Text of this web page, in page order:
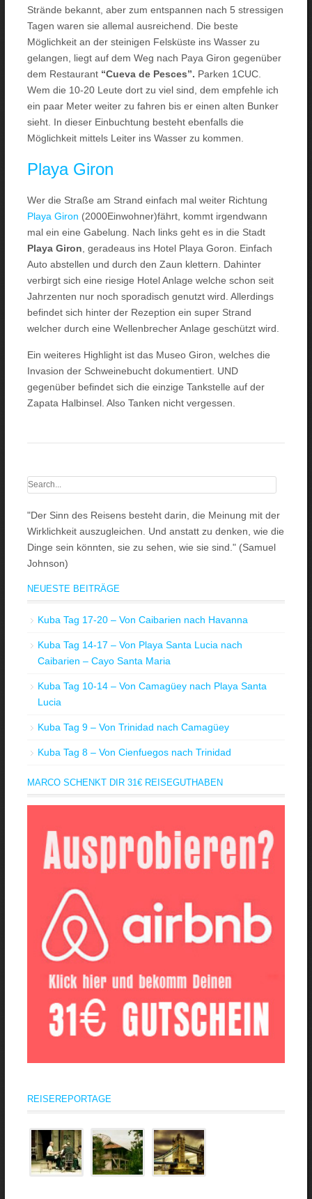
Strände bekannt, aber zum entspannen nach 5 stressigen
Tagen waren sie allemal ausreichend. Die beste
Möglichkeit an der steinigen Felsküste ins Wasser zu
gelangen, liegt auf dem Weg nach Paya Giron gegenüber
dem Restaurant “Cueva de Pesces”. Parken 1CUC.
Wem die 10-20 Leute dort zu viel sind, dem empfehle ich
ein paar Meter weiter zu fahren bis er einen alten Bunker
sieht. In dieser Einbuchtung besteht ebenfalls die
Möglichkeit mittels Leiter ins Wasser zu kommen.
Playa Giron
Wer die Straße am Strand einfach mal weiter Richtung
Playa Giron (2000Einwohner)fährt, kommt irgendwann
mal ein eine Gabelung. Nach links geht es in die Stadt
Playa Giron , geradeaus ins Hotel Playa Goron. Einfach
Auto abstellen und durch den Zaun klettern. Dahinter
verbirgt sich eine riesige Hotel Anlage welche schon seit
Jahrzenten nur noch sporadisch genutzt wird. Allerdings
befindet sich hinter der Rezeption ein super Strand
welcher durch eine Wellenbrecher Anlage geschützt wird.
Ein weiteres Highlight ist das Museo Giron, welches die
Invasion der Schweinebucht dokumentiert. UND
gegenüber befindet sich die einzige Tankstelle auf der
Zapata Halbinsel. Also Tanken nicht vergessen.
"Der Sinn des Reisens besteht darin, die Meinung mit der
Wirklichkeit auszugleichen. Und anstatt zu denken, wie die
Dinge sein könnten, sie zu sehen, wie sie sind." (Samuel
Johnson)
NEUESTE BEITRÄGE
Kuba Tag 17-20 – Von Caibarien nach Havanna
Kuba Tag 14-17 – Von Playa Santa Lucia nach
Caibarien – Cayo Santa Maria
Kuba Tag 10-14 – Von Camagüey nach Playa Santa
Lucia
Kuba Tag 9 – Von Trinidad nach Camagüey
Kuba Tag 8 – Von Cienfuegos nach Trinidad
MARCO SCHENKT DIR 31€ REISEGUTHABEN
REISEREPORTAGE